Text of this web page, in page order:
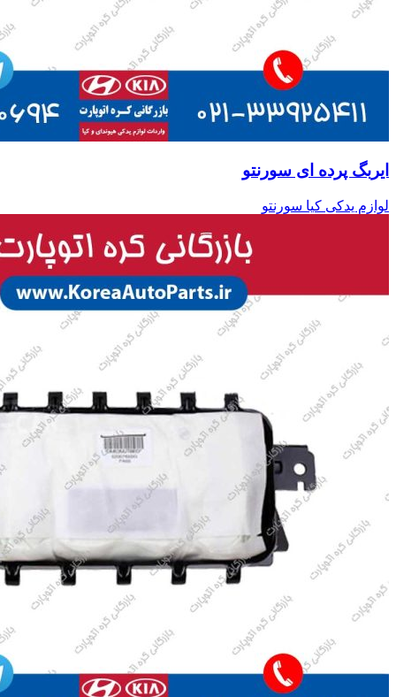
ایربگ پرده ای سورنتو
لوازم یدکی کیا سورنتو